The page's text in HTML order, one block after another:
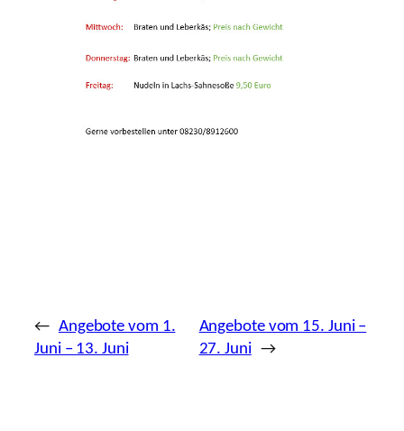
← Angebote vom 1.
Juni – 13. Juni
Angebote vom 15. Juni –
27. Juni →